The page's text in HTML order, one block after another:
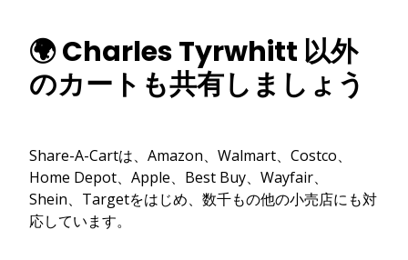
🌍 Charles Tyrwhitt 以外
のカートも共有しましょう
Share-A-Cartは、Amazon、Walmart、Costco、
Home Depot、Apple、Best Buy、Wayfair、
Shein、Targetをはじめ、数千もの他の小売店にも対
応しています。